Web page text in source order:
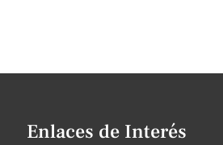
Enlaces de Interés